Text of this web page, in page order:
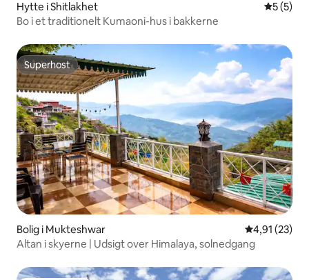
Hytte i Shitlakhet 5 ud af 5
5 (5)
Bo i et traditionelt Kumaoni-hus i bakkerne
Superhost
Superhost
Bolig i Mukteshwar 4,91 ud af 5
4,91 (23)
Altan i skyerne | Udsigt over Himalaya, solnedgang